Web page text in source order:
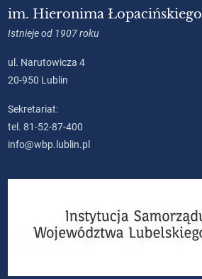
im. Hieronima Łopacińskiego
Istnieje od 1907 roku
ul. Narutowicza 4
20-950 Lublin
Sekretariat:
tel. 81-52-87-400
info@wbp.lublin.pl